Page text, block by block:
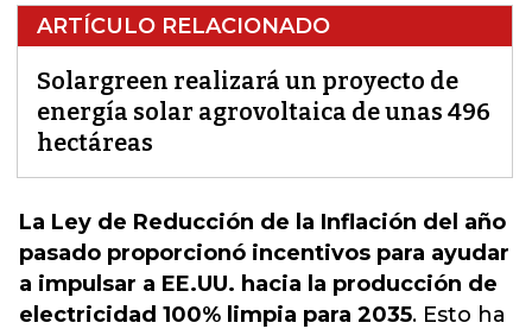
ARTÍCULO RELACIONADO
Solargreen realizará un proyecto de
energía solar agrovoltaica de unas 496
hectáreas
La Ley de Reducción de la Inflación del año
pasado proporcionó incentivos para ayudar
a impulsar a EE.UU. hacia la producción de
electricidad 100% limpia para 2035. Esto ha